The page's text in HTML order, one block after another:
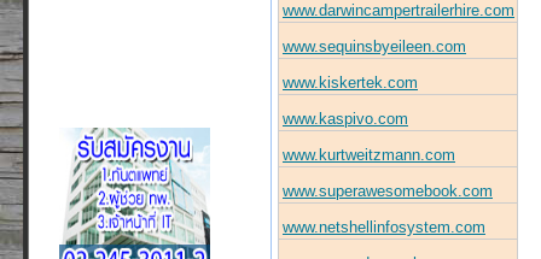
www.darwincampertrailerhire.com
www.sequinsbyeileen.com
www.kiskertek.com
www.kaspivo.com
www.kurtweitzmann.com
www.superawesomebook.com
www.netshellinfosystem.com